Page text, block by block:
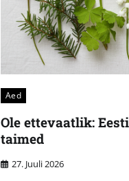
Aed
Ole ettevaatlik:
taimed
27. Juuli 2026